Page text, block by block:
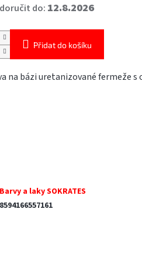
do: 12.8.2026
Přidat do košíku
na bázi uretanizované fermeže s
Barvy a laky SOKRATES
8594166557161